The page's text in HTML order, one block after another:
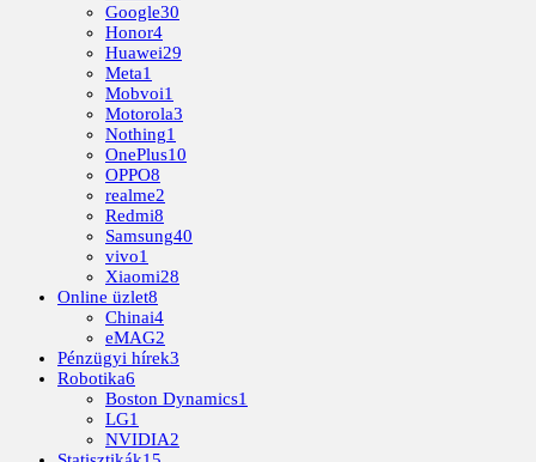
Google30
Honor4
Huawei29
Meta1
Mobvoi1
Motorola3
Nothing1
OnePlus10
OPPO8
realme2
Redmi8
Samsung40
vivo1
Xiaomi28
Online üzlet8
Chinai4
eMAG2
Pénzügyi hírek3
Robotika6
Boston Dynamics1
LG1
NVIDIA2